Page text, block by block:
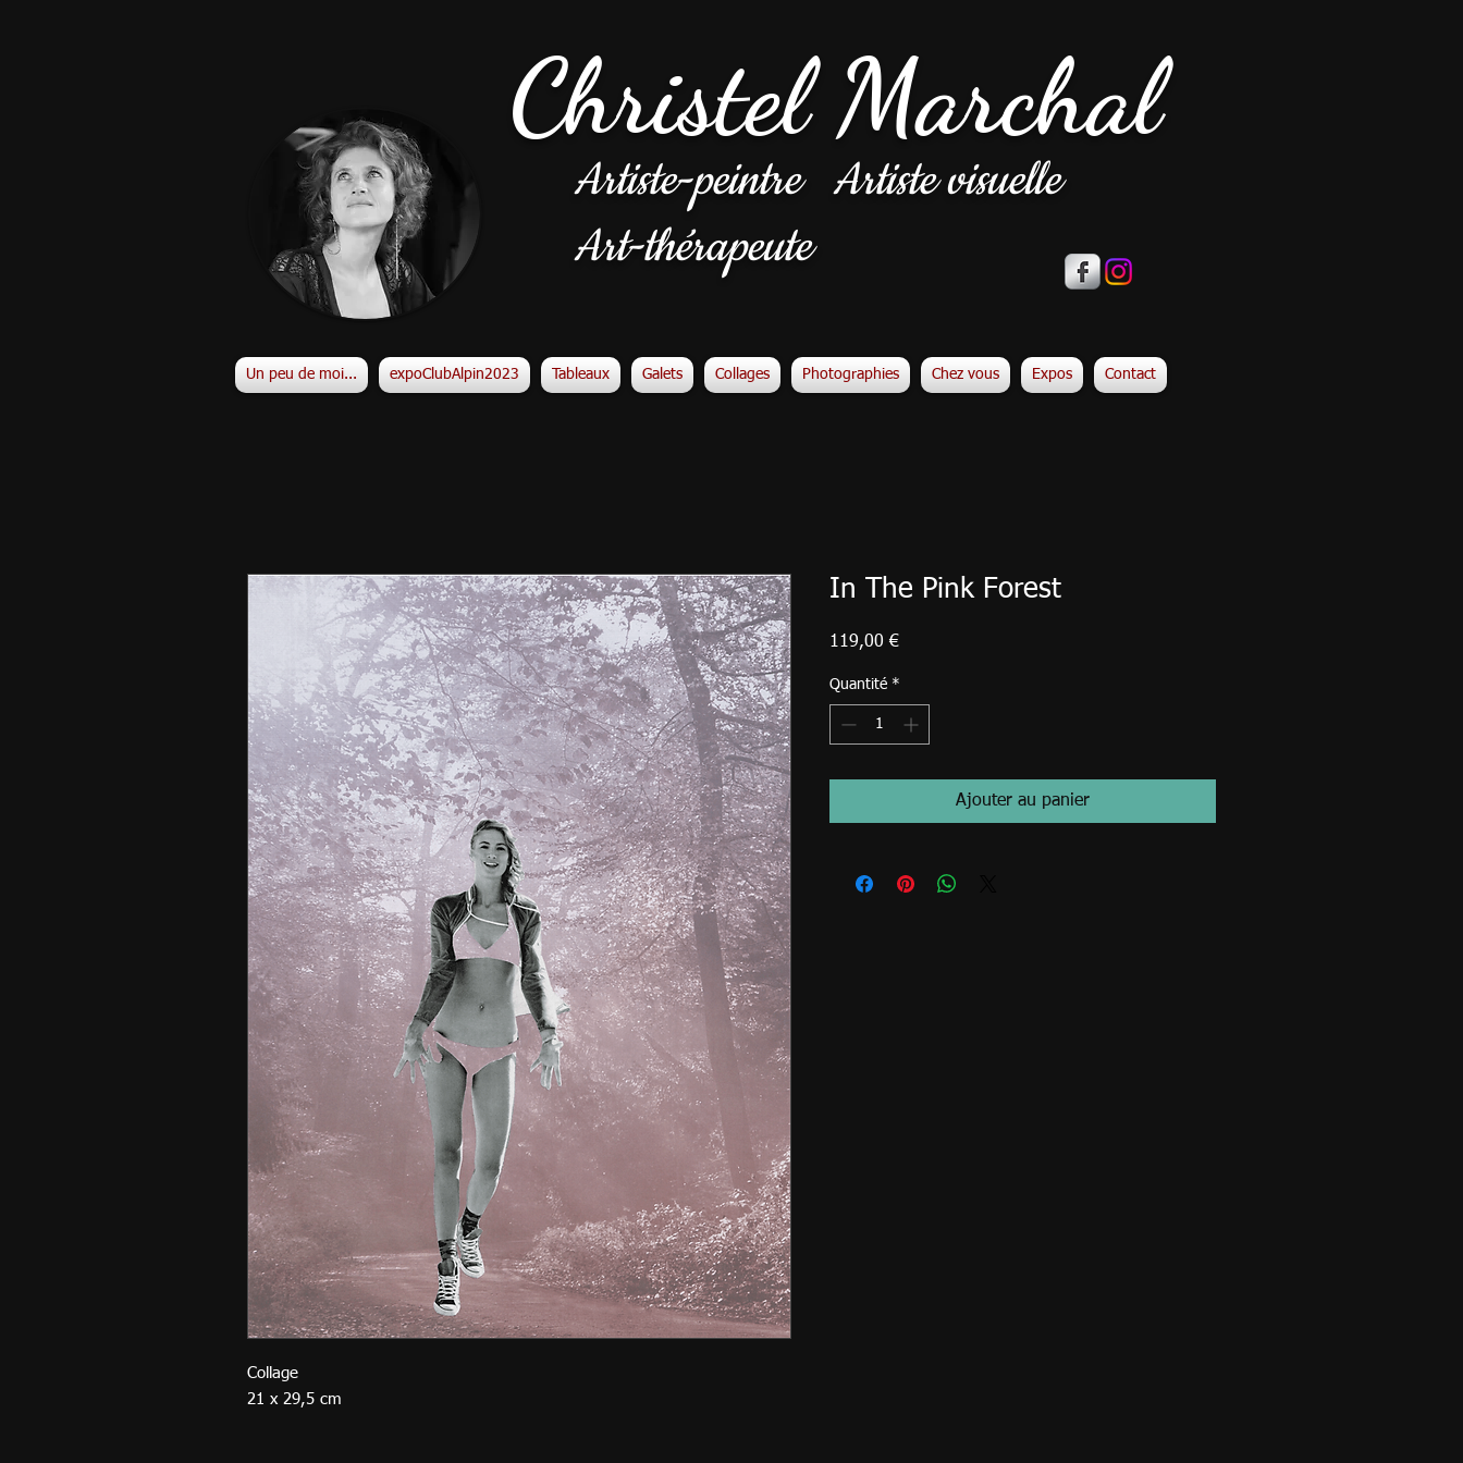
Artiste-peintreArtiste visuelle
Art-thérapeute
Christel Marchal
Un peu de moi... expoClubAlpin2023 Tableaux Galets Collages Photographies Chez vous Expos Contact
Collage
21 x 29,5 cm
In The Pink Forest
119,00 €Prix
Quantité *
Ajouter au panier